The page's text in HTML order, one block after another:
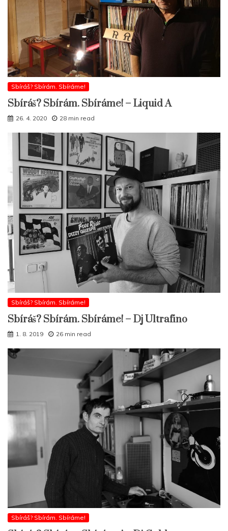
Sbíráš? Sbírám. Sbíráme!
Sbíráš? Sbírám. Sbíráme! – Liquid A
26. 4. 2020 28 min read
Sbíráš? Sbírám. Sbíráme!
Sbíráš? Sbírám. Sbíráme! – Dj Ultrafino
1. 8. 2019 26 min read
Sbíráš? Sbírám. Sbíráme!